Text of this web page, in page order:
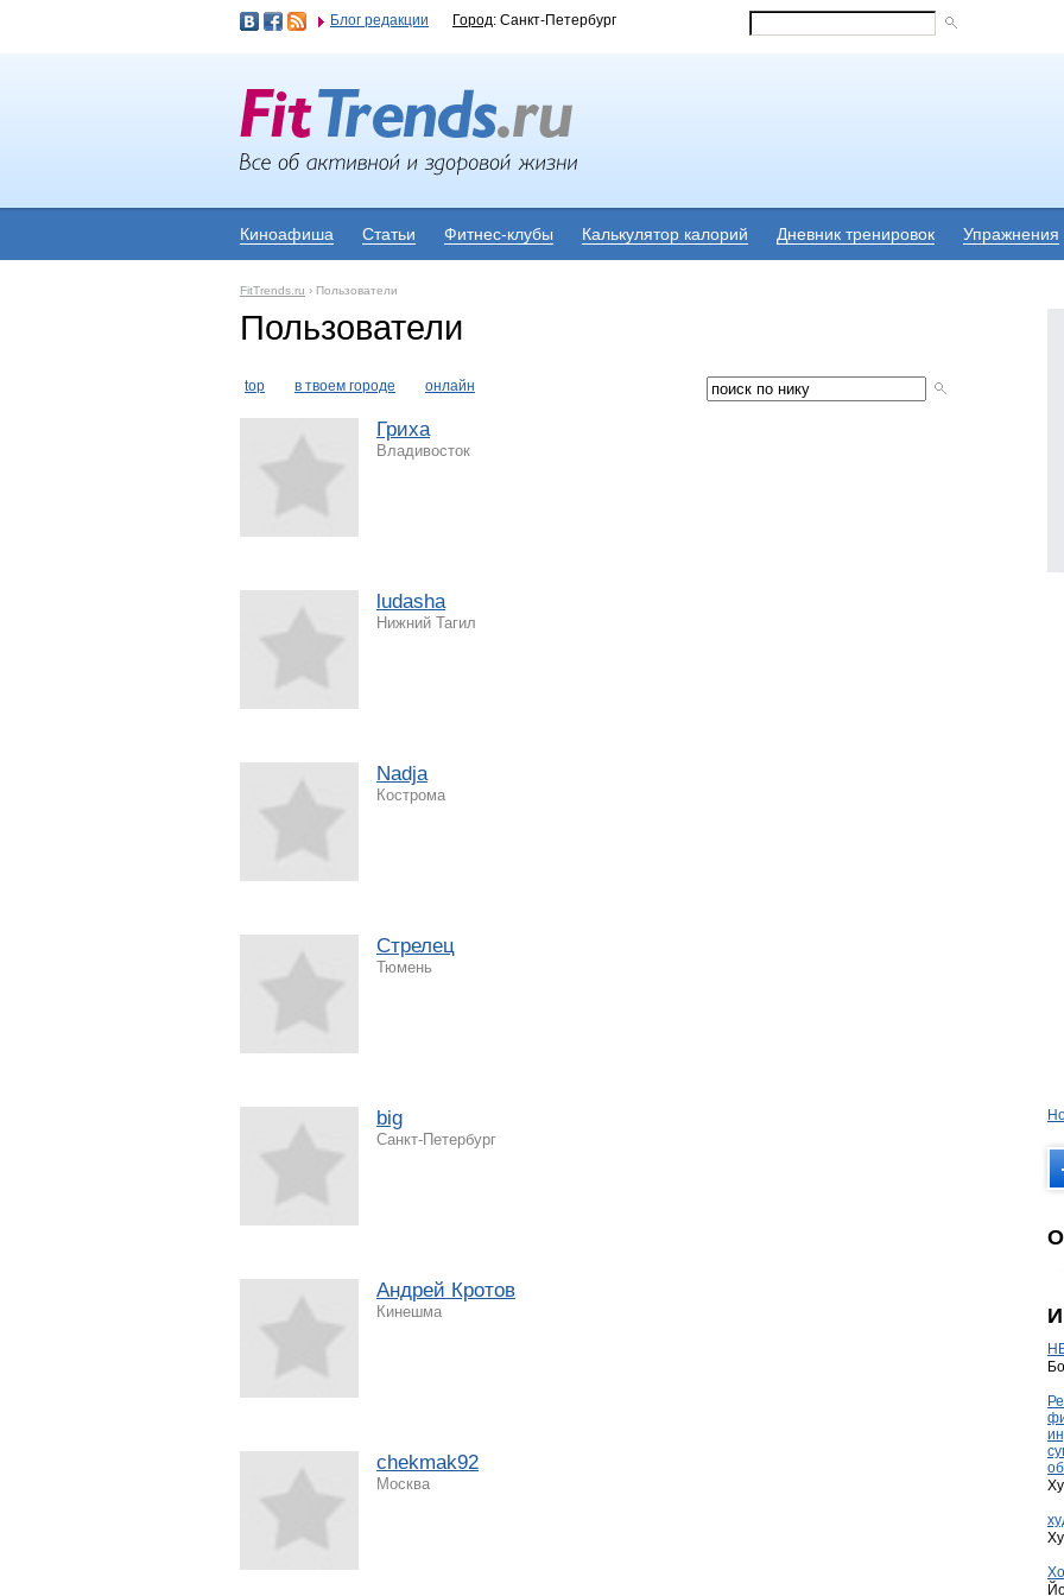
Блог редакции Город: Санкт-Петербург
Киноафиша Статьи Фитнес-клубы Калькулятор калорий Дневник тренировок Упражнения
FitTrends.ru › Пользователи
Пользователи
top в твоем городе онлайн
Гриха
Владивосток
ludasha
Нижний Тагил
Nadja
Кострома
Стрелец
Тюмень
big
Санкт-Петербург
Андрей Кротов
Кинешма
chekmak92
Москва